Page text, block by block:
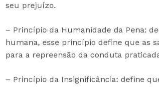
seu prejuízo.
– Princípio da Humanidade da Pena:
humana, esse princípio define que as
para a repreensão da conduta
– Princípio da Insignificância: define